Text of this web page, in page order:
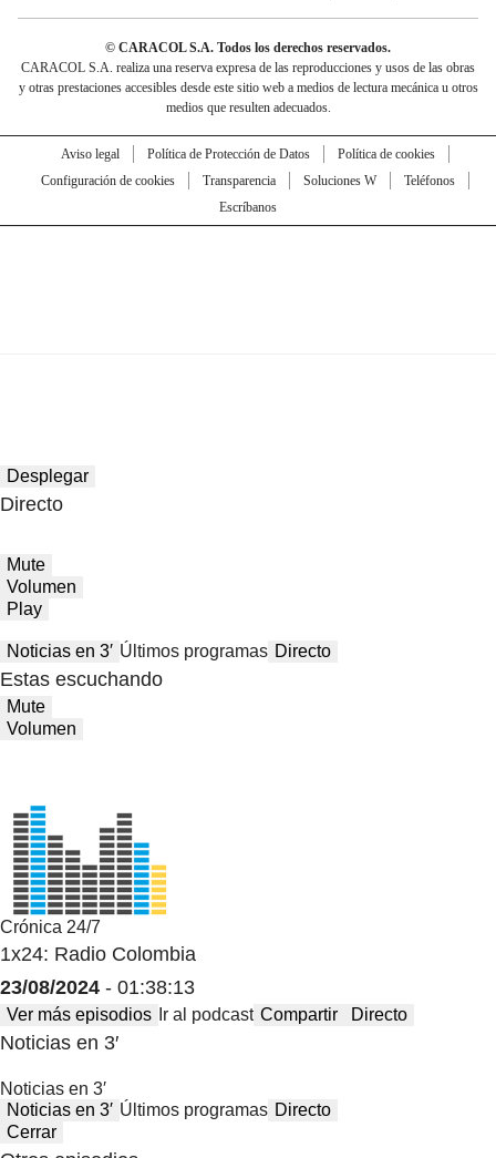
© CARACOL S.A. Todos los derechos reservados.
CARACOL S.A. realiza una reserva expresa de las reproducciones y usos de las obras
y otras prestaciones accesibles desde este sitio web a medios de lectura mecánica u otros
medios que resulten adecuados.
Aviso legal Política de Protección de Datos
Política de cookies
Configuración de cookies
Transparencia Soluciones W
Teléfonos
Escríbanos
Desplegar
Directo
Mute
Volumen
Play
Noticias en 3′ Últimos programas Directo
Estas escuchando
Mute
Volumen
Crónica 24/7
1x24: Radio Colombia
23/08/2024 - 01:38:13
Ver más episodios Ir al podcast Compartir Directo
Noticias en 3′
Noticias en 3′
Noticias en 3′ Últimos programas Directo
Cerrar